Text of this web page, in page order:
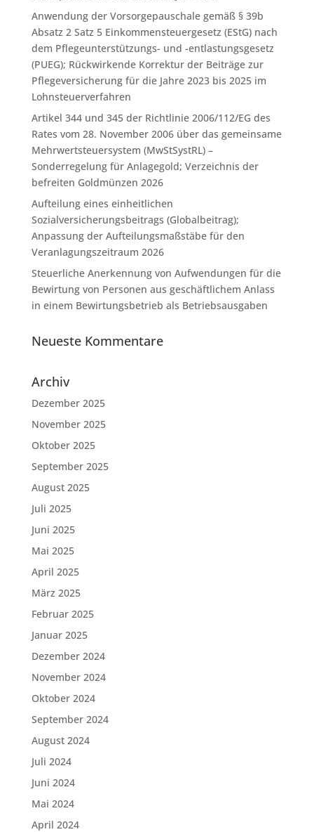
Anwendung der Vorsorgepauschale gemäß § 39b
Absatz 2 Satz 5 Einkommensteuergesetz (EStG) nach
dem Pflegeunterstützungs- und -entlastungsgesetz
(PUEG); Rückwirkende Korrektur der Beiträge zur
Pflegeversicherung für die Jahre 2023 bis 2025 im
Lohnsteuerverfahren
Artikel 344 und 345 der Richtlinie 2006/112/EG des
Rates vom 28. November 2006 über das gemeinsame
Mehrwertsteuersystem (MwStSystRL) –
Sonderregelung für Anlagegold; Verzeichnis der
befreiten Goldmünzen 2026
Aufteilung eines einheitlichen
Sozialversicherungsbeitrags (Globalbeitrag);
Anpassung der Aufteilungsmaßstäbe für den
Veranlagungszeitraum 2026
Steuerliche Anerkennung von Aufwendungen für die
Bewirtung von Personen aus geschäftlichem Anlass
in einem Bewirtungsbetrieb als Betriebsausgaben
Neueste Kommentare
Archiv
Dezember 2025
November 2025
Oktober 2025
September 2025
August 2025
Juli 2025
Juni 2025
Mai 2025
April 2025
März 2025
Februar 2025
Januar 2025
Dezember 2024
November 2024
Oktober 2024
September 2024
August 2024
Juli 2024
Juni 2024
Mai 2024
April 2024